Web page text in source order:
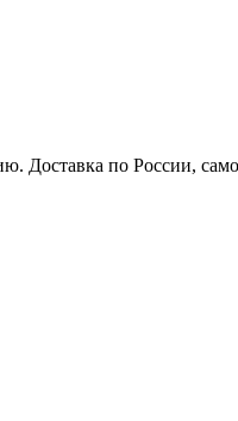
Доставка по России,